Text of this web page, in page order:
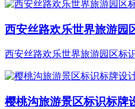
西安丝路欢乐世界旅游园
西安丝路欢乐世界旅游园区标
樱桃沟旅游景区标识标牌